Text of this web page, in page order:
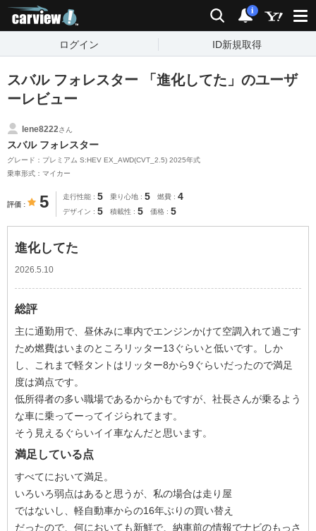
検索 通知
i
ログイン ID新規取得
スバル フォレスター 「進化してた」のユーザ
ーレビュー
lene8222さん
スバル フォレスター
グレード：プレミアム S:HEV EX_AWD(CVT_2.5) 2025年式
乗車形式：マイカー
評価 5 走行性能 5 乗り心地 5 燃費 4
デザイン 5 積載性 5 価格 5
進化してた
2026.5.10
総評
主に通勤用で、昼休みに車内でエンジンかけて空調入れて過ごす
ため燃費はいまのところリッター13ぐらいと低いです。しか
し、これまで軽タントはリッター8から9ぐらいだったので満足
度は満点です。
低所得者の多い職場であるからかもですが、社長さんが乗るよう
な車に乗ってーってイジられてます。
そう見えるぐらいイイ車なんだと思います。
満足している点
すべてにおいて満足。
いろいろ弱点はあると思うが、私の場合は走り屋
ではないし、軽自動車からの16年ぶりの買い替え
だったので、何においても新鮮で、納車前の情報でナビのもっさ